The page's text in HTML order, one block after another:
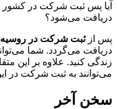
آیا پس ثبت شرکت در کشور
دریافت می‌شود؟
پس از ثبت شرکت در روسیه
دریافت می‌گردد. شما
می‌توانند به ثبت شرکت
سخن آخر